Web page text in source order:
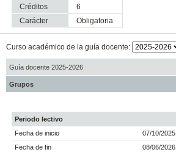
Créditos
6
Carácter
obligatoria
Curso académico de la guía docente:
Guía docente 2025-2026
Grupos
Periodo lectivo
Fecha de inicio
07/10/2025
Fecha de fin
08/06/2026